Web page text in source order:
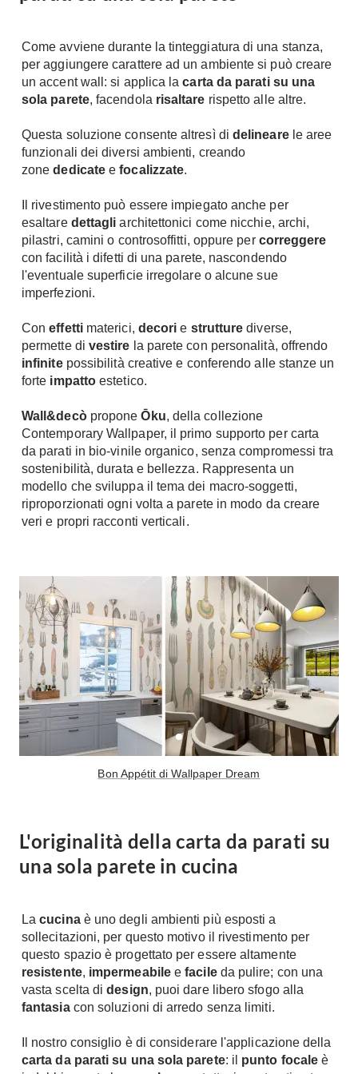
Porta Tv
Contatti
Divani moderni
Divani classici
Poltroncine
Divanoletto
Chaise Longue
Divani Angolo
Divani in Pelle
Complementi
Tavoli
Sedie
Tavolini
Tappeti
Oggettistica
Complementi arredo
Notte
Camere Classiche
Lenzuola
Piumini
Letti Contenitore
Letti a Scomparsa
Armadi
Armadio ante Battenti
Cabine Armadio
Armadi su misura
Armadi Angolo
Camerette
Camerette Ragazzi
Camerette Bambini
Letti a Castello
Per Neonati
Lettini
Pompe di calore
Ecologia
Geotermia
Case in Legno
Case Prefabbricate
Energie Rinnovabili
Bioedilizia
Teleriscaldamento
Pulizia
Detergenti
Lavapavimenti
Progetti
Ristrutturazione
Progetto
Restauri
Impianti
Hi-Fi
Televisori
Hi-Fi
Home-Theatre
Console
Porte
Porte Scorrevoli
Finestre
Finestre Pvc
Finestre Alluminio
Finestre Legno
Scale
Come avviene durante la tinteggiatura di una stanza,
per aggiungere carattere ad un ambiente si può creare
un accent wall: si applica lacarta da parati su una
sola parete, facendola risaltare rispetto alle altre.
Questa soluzione consente altresì di delinearele aree
funzionali dei diversi ambienti, creando
zonededicate efocalizzate.
Il rivestimento può essere impiegato anche per
esaltare dettagli architettonici come nicchie, archi,
pilastri, camini o controsoffitti, oppure per correggere
con facilità i difetti di una parete, nascondendo
l'eventuale superficie irregolare o alcune sue
imperfezioni.
Coneffettimaterici, decori e strutture diverse,
permette di vestire la parete con personalità, offrendo
infinitepossibilità creative e conferendo alle stanze un
forte impattoestetico.
Wall&decòproponeŌku, della collezione
Contemporary Wallpaper, il primo supporto per carta
da parati in bio-vinile organico, senza compromessi tra
sostenibilità, durata e bellezza. Rappresenta un
modello che sviluppa il tema dei macro-soggetti,
riproporzionati ogni volta a parete in modo da creare
veri e propri racconti verticali.
Bon Appétit di Wallpaper Dream
L'originalità della carta da parati su
una sola parete in cucina
Lacucinaè uno degli ambienti più esposti a
sollecitazioni, per questo motivo il rivestimento per
questo spazio è progettato per essere altamente
resistente, impermeabileefacileda pulire; con una
vasta scelta didesign, puoi dare libero sfogo alla
fantasia con soluzioni di arredo senza limiti.
Il nostro consiglio è di considerare l'applicazione della
carta da parati su una sola parete: il punto focale è